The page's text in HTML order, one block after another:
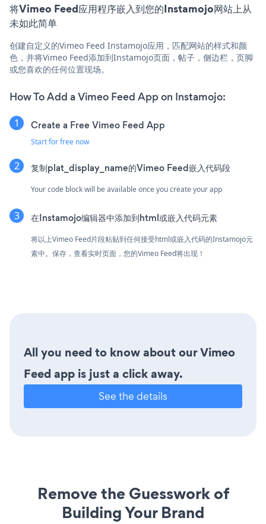
将Vimeo Feed应用程序嵌入到您的Instamojo网站上从
未如此简单
创建自定义的Vimeo Feed Instamojo应用，匹配网站的样式和颜
色，并将Vimeo Feed添加到Instamojo页面，帖子，侧边栏，页脚
或您喜欢的任何位置现场。
How To Add a Vimeo Feed App on Instamojo:
Create a Free Vimeo Feed App
Start for free now
复制plat_display_name的Vimeo Feed嵌入代码段
Your code block will be available once you create your app
在Instamojo编辑器中添加到html或嵌入代码元素
将以上Vimeo Feed片段粘贴到任何接受html或嵌入代码的Instamojo元
素中。保存，查看实时页面，您的Vimeo Feed将出现！
All you need to know about our Vimeo
Feed app is just a click away.
See the details
Remove the Guesswork of
Building Your Brand